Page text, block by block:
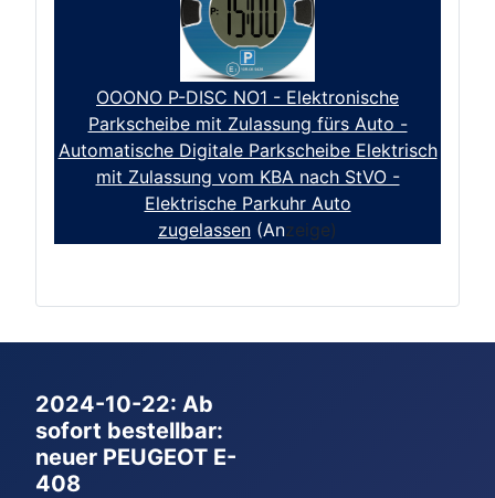
OOONO P-DISC NO1 - Elektronische
Parkscheibe mit Zulassung fürs Auto -
Automatische Digitale Parkscheibe Elektrisch
mit Zulassung vom KBA nach StVO -
Elektrische Parkuhr Auto
zugelassen (Anzeige)
2024-10-22: Ab
sofort bestellbar:
neuer PEUGEOT E-
408